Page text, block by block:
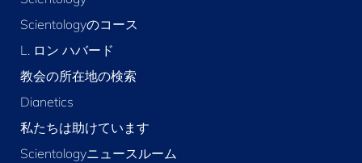
Scientologyのコース
L. ロン ハバード
教会の所在地の検索
Dianetics
私たちは助けています
Scientologyニュースルーム